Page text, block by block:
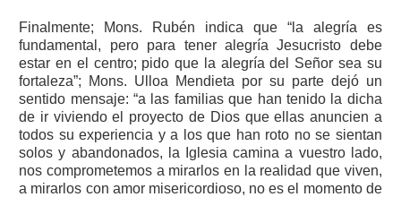
Finalmente; Mons. Rubén indica que “la alegría es
fundamental, pero para tener alegría Jesucristo debe
estar en el centro; pido que la alegría del Señor sea su
fortaleza”; Mons. Ulloa Mendieta por su parte dejó un
sentido mensaje: “a las familias que han tenido la dicha
de ir viviendo el proyecto de Dios que ellas anuncien a
todos su experiencia y a los que han roto no se sientan
solos y abandonados, la Iglesia camina a vuestro lado,
nos comprometemos a mirarlos en la realidad que viven,
a mirarlos con amor misericordioso, no es el momento de